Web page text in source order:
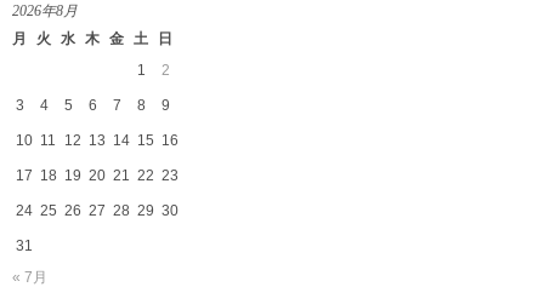
2026年8月
月
火 水 木 金 土
日
1
2
3 4 5 6 7 8 9
10 11 12 13 14 15 16
17 18 19 20 21 22 23
24 25 26 27 28 29 30
31
« 7月